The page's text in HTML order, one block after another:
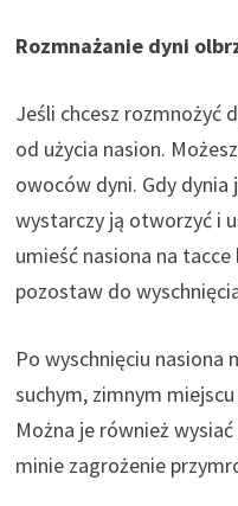
Rozmnażanie dyni
Jeśli chcesz rozmnożyć
od użycia nasion.
owoców dyni. Gdy
wystarczy ją otworzyć i
umieść nasiona na
pozostaw do
Po wyschnięciu nasiona
suchym, zimnym
Można je również
minie zagrożenie